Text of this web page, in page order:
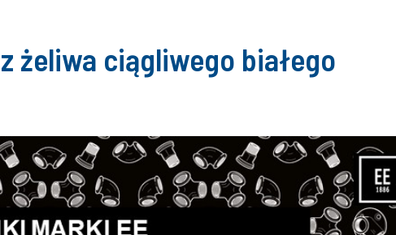
żeliwa ciągliwego białego